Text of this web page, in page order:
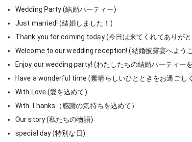
Wedding Party (結婚パーティー)
Just married! (結婚しました！)
Thank you for coming today (今日は来てくれてありが
Welcome to our wedding reception! (結婚披露宴へよう
Enjoy our wedding party! (わたしたちの結婚パーティー
Have a wonderful time (素晴らしいひとときをお過ごし
With Love (愛を込めて)
With Thanks（感謝の気持ちを込めて）
Our story (私たちの物語)
special day (特別な日)